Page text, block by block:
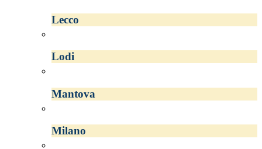
Lecco
Lodi
Mantova
Milano